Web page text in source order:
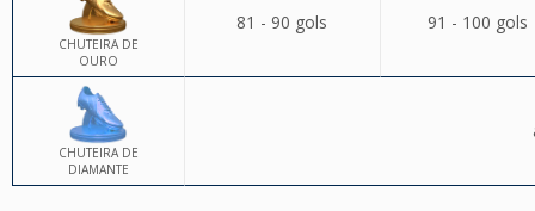
CHUTEIRA DE
OURO
81 - 90 gols 91 - 100 gols
CHUTEIRA DE
DIAMANTE